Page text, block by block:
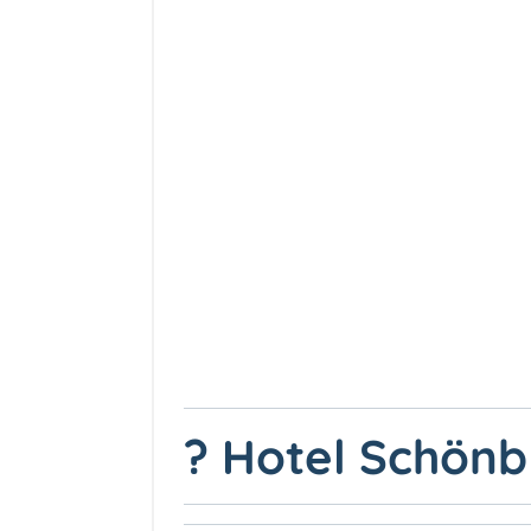
? Hotel